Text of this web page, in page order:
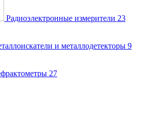
Радиоэлектронные измерители 23
и металлодетекторы 9
27